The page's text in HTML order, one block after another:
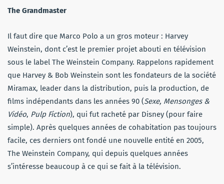
The Grandmaster
Il faut dire que Marco Polo a un gros moteur : Harvey
Weinstein, dont c’est le premier projet abouti en télévision
sous le label The Weinstein Company. Rappelons rapidement
que Harvey & Bob Weinstein sont les fondateurs de la société
Miramax, leader dans la distribution, puis la production, de
films indépendants dans les années 90 (Sexe, Mensonges &
Vidéo, Pulp Fiction), qui fut racheté par Disney (pour faire
simple). Après quelques années de cohabitation pas toujours
facile, ces derniers ont fondé une nouvelle entité en 2005,
The Weinstein Company, qui depuis quelques années
s’intéresse beaucoup à ce qui se fait à la télévision.